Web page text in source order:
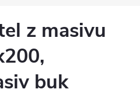
z masivu
buk